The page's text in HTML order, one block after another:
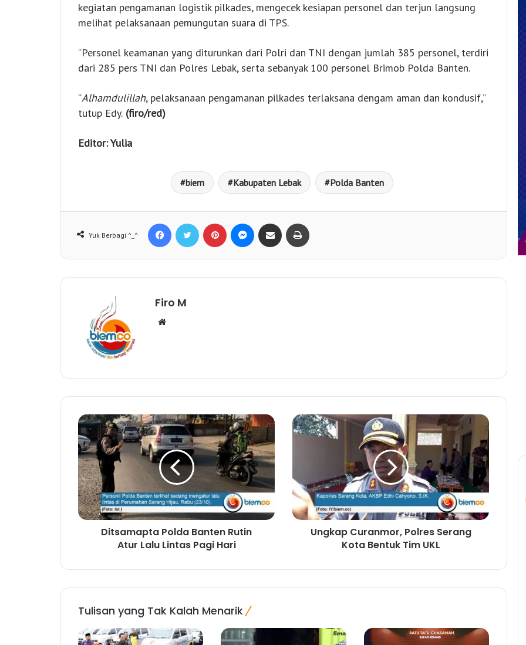
kegiatan pengamanan logistik pilkades, mengecek kesiapan personel dan terjun langsung
melihat pelaksanaan pemungutan suara di TPS.
“Personel keamanan yang diturunkan dari Polri dan TNI dengan jumlah 385 personel, terdiri
dari 285 pers TNI dan Polres Lebak, serta sebanyak 100 personel Brimob Polda Banten.
“Alhamdulillah, pelaksanaan pengamanan pilkades terlaksana dengam aman dan kondusif,”
tutup Edy. (firo/red)
Editor: Yulia
biem Kabupaten Lebak Polda Banten
Yuk Berbagi ^_^
Firo M
i
Ditsamapta Polda Banten Rutin
Atur Lalu Lintas Pagi Hari
Ungkap Curanmor, Polres Serang
Kota Bentuk Tim UKL
Tulisan yang Tak Kalah Menarik